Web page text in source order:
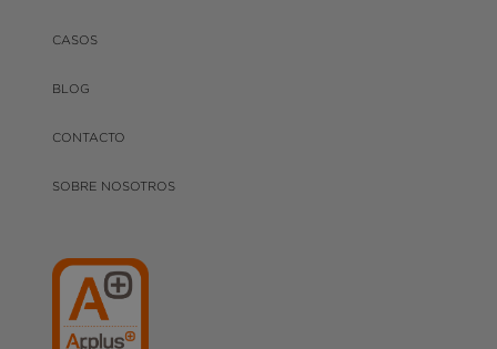
CASOS
BLOG
CONTACTO
SOBRE NOSOTROS